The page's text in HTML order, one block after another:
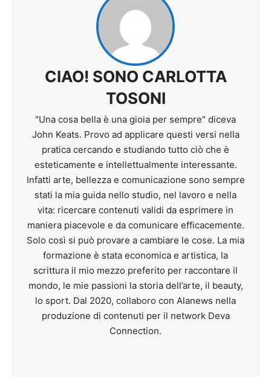
CIAO! SONO CARLOTTA
TOSONI
"Una cosa bella è una gioia per sempre" diceva
John Keats. Provo ad applicare questi versi nella
pratica cercando e studiando tutto ciò che è
esteticamente e intellettualmente interessante.
Infatti arte, bellezza e comunicazione sono sempre
stati la mia guida nello studio, nel lavoro e nella
vita: ricercare contenuti validi da esprimere in
maniera piacevole e da comunicare efficacemente.
Solo così si può provare a cambiare le cose. La mia
formazione è stata economica e artistica, la
scrittura il mio mezzo preferito per raccontare il
mondo, le mie passioni la storia dell’arte, il beauty,
lo sport. Dal 2020, collaboro con Alanews nella
produzione di contenuti per il network Deva
Connection.